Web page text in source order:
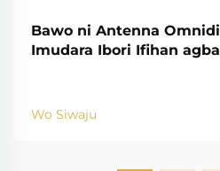
Bawo ni Antenna
Imudara Ibori Ifihan
Wo Siwaju